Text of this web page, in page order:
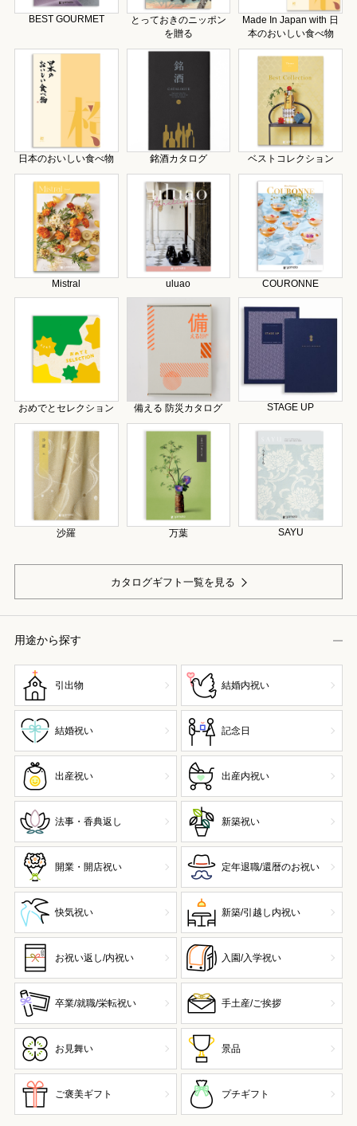
BEST GOURMET
とっておきのニッポン
を贈る
Made In Japan with 日
本のおいしい食べ物
日本のおいしい食べ物 銘酒カタログ ベストコレクション
Mistral uluao COURONNE
おめでとセレクション 備える 防災カタログ STAGE UP
沙羅 万葉 SAYU
カタログギフト一覧を見る
用途から探す
引出物 結婚内祝い
結婚祝い 記念日
出産祝い 出産内祝い
法事・香典返し 新築祝い
開業・開店祝い 定年退職/還暦のお祝い
快気祝い 新築/引越し内祝い
お祝い返し/内祝い 入園/入学祝い
卒業/就職/栄転祝い 手土産/ご挨拶
お見舞い 景品
ご褒美ギフト プチギフト